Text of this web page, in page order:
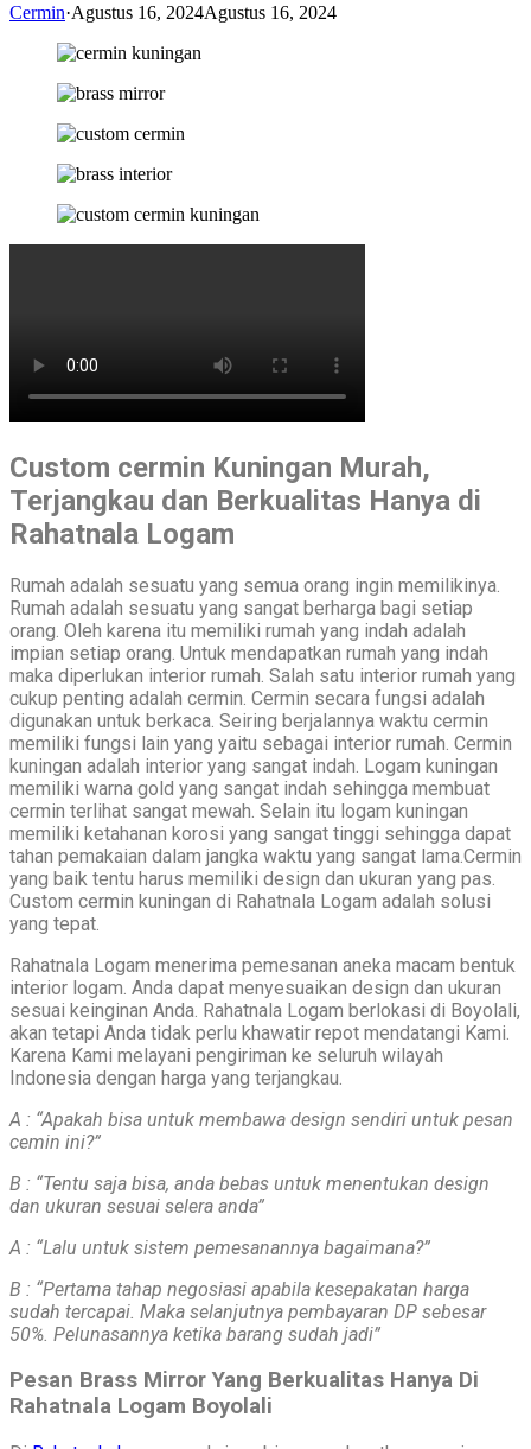
Cermin·Agustus 16, 2024Agustus 16, 2024
Custom cermin Kuningan Murah,
Terjangkau dan Berkualitas Hanya di
Rahatnala Logam
Rumah adalah sesuatu yang semua orang ingin memilikinya.
Rumah adalah sesuatu yang sangat berharga bagi setiap
orang. Oleh karena itu memiliki rumah yang indah adalah
impian setiap orang. Untuk mendapatkan rumah yang indah
maka diperlukan interior rumah. Salah satu interior rumah yang
cukup penting adalah cermin. Cermin secara fungsi adalah
digunakan untuk berkaca. Seiring berjalannya waktu cermin
memiliki fungsi lain yang yaitu sebagai interior rumah. Cermin
kuningan adalah interior yang sangat indah. Logam kuningan
memiliki warna gold yang sangat indah sehingga membuat
cermin terlihat sangat mewah. Selain itu logam kuningan
memiliki ketahanan korosi yang sangat tinggi sehingga dapat
tahan pemakaian dalam jangka waktu yang sangat lama.Cermin
yang baik tentu harus memiliki design dan ukuran yang pas.
Custom cermin kuningan di Rahatnala Logam adalah solusi
yang tepat.
Rahatnala Logam menerima pemesanan aneka macam bentuk
interior logam. Anda dapat menyesuaikan design dan ukuran
sesuai keinginan Anda. Rahatnala Logam berlokasi di Boyolali,
akan tetapi Anda tidak perlu khawatir repot mendatangi Kami.
Karena Kami melayani pengiriman ke seluruh wilayah
Indonesia dengan harga yang terjangkau.
A : “Apakah bisa untuk membawa design sendiri untuk pesan
cemin ini?”
B : “Tentu saja bisa, anda bebas untuk menentukan design
dan ukuran sesuai selera anda”
A : “Lalu untuk sistem pemesanannya bagaimana?”
B : “Pertama tahap negosiasi apabila kesepakatan harga
sudah tercapai. Maka selanjutnya pembayaran DP sebesar
50%. Pelunasannya ketika barang sudah jadi”
Pesan Brass Mirror Yang Berkualitas Hanya Di
Rahatnala Logam Boyolali